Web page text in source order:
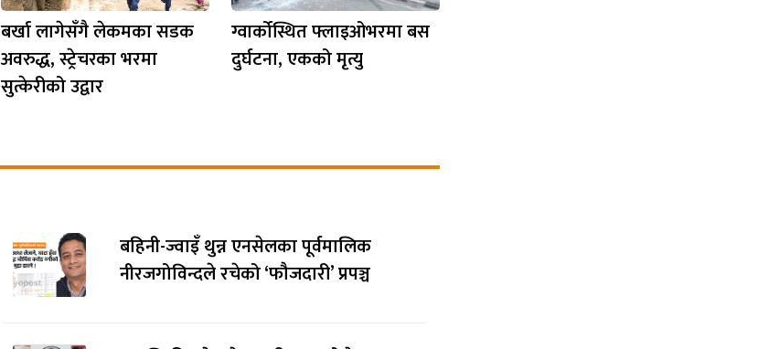
बर्खा लागेसँगै लेकमका सडक
अवरुद्ध, स्ट्रेचरका भरमा
सुत्केरीको उद्वार
ग्वार्कोस्थित फ्लाइओभरमा बस
दुर्घटना, एकको मृत्यु
बहिनी-ज्वाइँ थुन्न एनसेलका पूर्वमालिक
नीरजगोविन्दले रचेको ‘फौजदारी’ प्रपञ्च